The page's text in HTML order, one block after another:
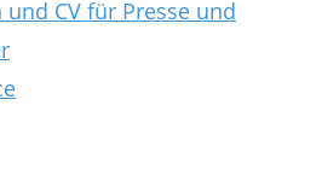
CV für Presse und